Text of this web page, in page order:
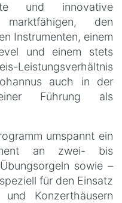
und innovative
marktfähigen, den
Instrumenten, einem
und einem stets
auch in der
Führung als
umspannt ein
an zwei- bis
sowie –
für den Einsatz
Konzerthäusern